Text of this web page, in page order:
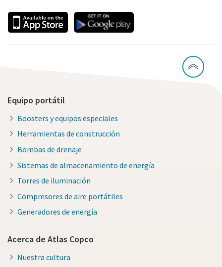
Equipo portátil
Boosters y equipos especiales
Herramientas de construcción
Bombas de drenaje
Sistemas de almacenamiento de energía
Torres de iluminación
Compresores de aire portátiles
Generadores de energía
Acerca de Atlas Copco
Nuestra cultura